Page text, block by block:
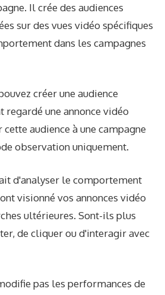
Il crée des audiences
sur des vues vidéo spécifiques
dans les campagnes
créer une audience
une annonce vidéo
audience à une campagne
observation uniquement.
d'analyser le comportement
visionné vos annonces vidéo
ultérieures. Sont-ils plus
de cliquer ou d'interagir avec
pas les performances de